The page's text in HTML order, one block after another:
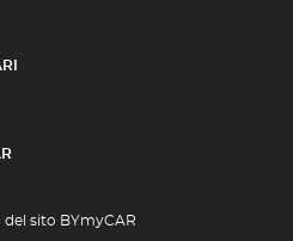
sito BYmyCAR